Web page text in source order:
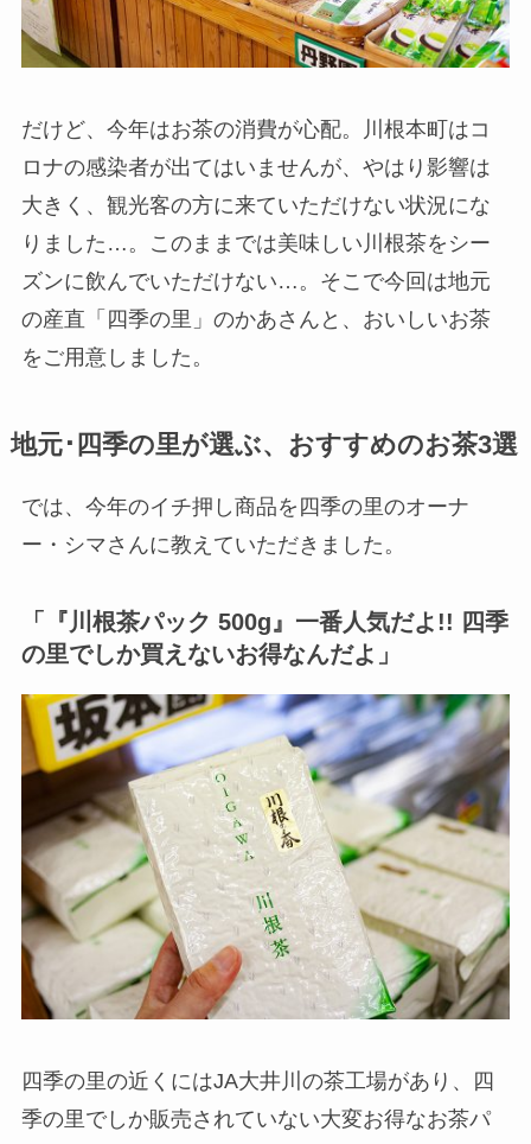
だけど、今年はお茶の消費が心配。川根本町はコ
ロナの感染者が出てはいませんが、やはり影響は
大きく、観光客の方に来ていただけない状況にな
りました…。このままでは美味しい川根茶をシー
ズンに飲んでいただけない…。そこで今回は地元
の産直「四季の里」のかあさんと、おいしいお茶
をご用意しました。
地元･四季の里が選ぶ、おすすめのお茶3選
では、今年のイチ押し商品を四季の里のオーナ
ー・シマさんに教えていただきました。
「『川根茶パック 500g』一番人気だよ!! 四季
の里でしか買えないお得なんだよ」
四季の里の近くにはJA大井川の茶工場があり、四
季の里でしか販売されていない大変お得なお茶パ